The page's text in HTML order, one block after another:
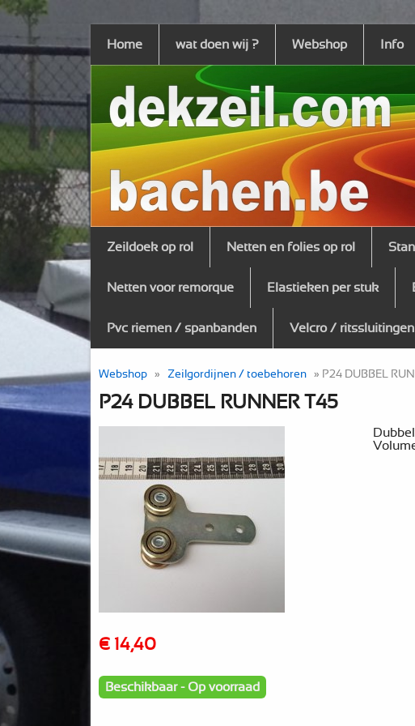
Home wat doen wij ? Webshop Info
Zeildoek op rol Netten en folies op rol
Netten voor remorque Elastieken per stuk
Pvc riemen / spanbanden Velcro / ritssluitingen
Webshop » Zeilgordijnen / toebehoren » P24 DUBBEL
P24 DUBBEL RUNNER T45
€ 14,40
Beschikbaar - Op voorraad